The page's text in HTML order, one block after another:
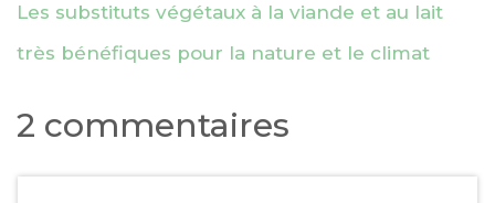
Les substituts végétaux à la viande et au lait
très bénéfiques pour la nature et le climat
2 commentaires